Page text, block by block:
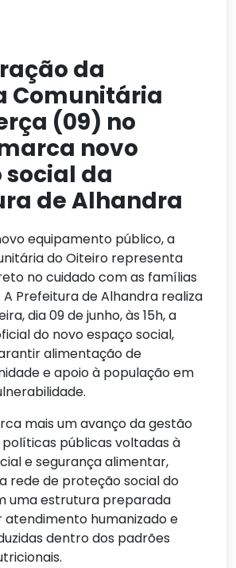
da
Comunitária
(09) no
novo
da
de Alhandra
equipamento público, a
do Oiteiro representa
no cuidado com as famílias
Prefeitura de Alhandra realiza
dia 09 de junho, às 15h, a
do novo espaço social,
alimentação de
e apoio à população em
mais um avanço da gestão
públicas voltadas à
e segurança alimentar,
rede de proteção social do
uma estrutura preparada
humanizado e
dentro dos padrões